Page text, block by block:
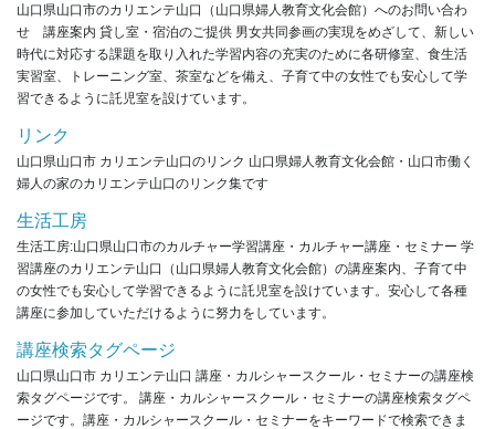
山口県山口市のカリエンテ山口（山口県婦人教育文化会館）へのお問い合わ
せ 講座案内 貸し室・宿泊のご提供 男女共同参画の実現をめざして、新しい
時代に対応する課題を取り入れた学習内容の充実のために各研修室、食生活
実習室、トレーニング室、茶室などを備え、子育て中の女性でも安心して学
習できるように託児室を設けています。
リンク
山口県山口市 カリエンテ山口のリンク 山口県婦人教育文化会館・山口市働く
婦人の家のカリエンテ山口のリンク集です
生活工房
生活工房:山口県山口市のカルチャー学習講座・カルチャー講座・セミナー 学
習講座のカリエンテ山口（山口県婦人教育文化会館）の講座案内、子育て中
の女性でも安心して学習できるように託児室を設けています。安心して各種
講座に参加していただけるように努力をしています。
講座検索タグページ
山口県山口市 カリエンテ山口 講座・カルシャースクール・セミナーの講座検
索タグページです。 講座・カルシャースクール・セミナーの講座検索タグペ
ージです。講座・カルシャースクール・セミナーをキーワードで検索できま